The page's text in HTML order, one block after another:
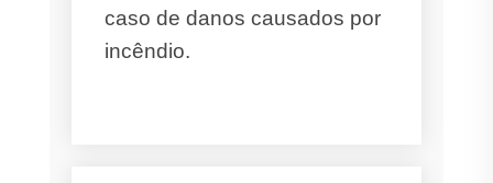
caso de danos causados por
incêndio.